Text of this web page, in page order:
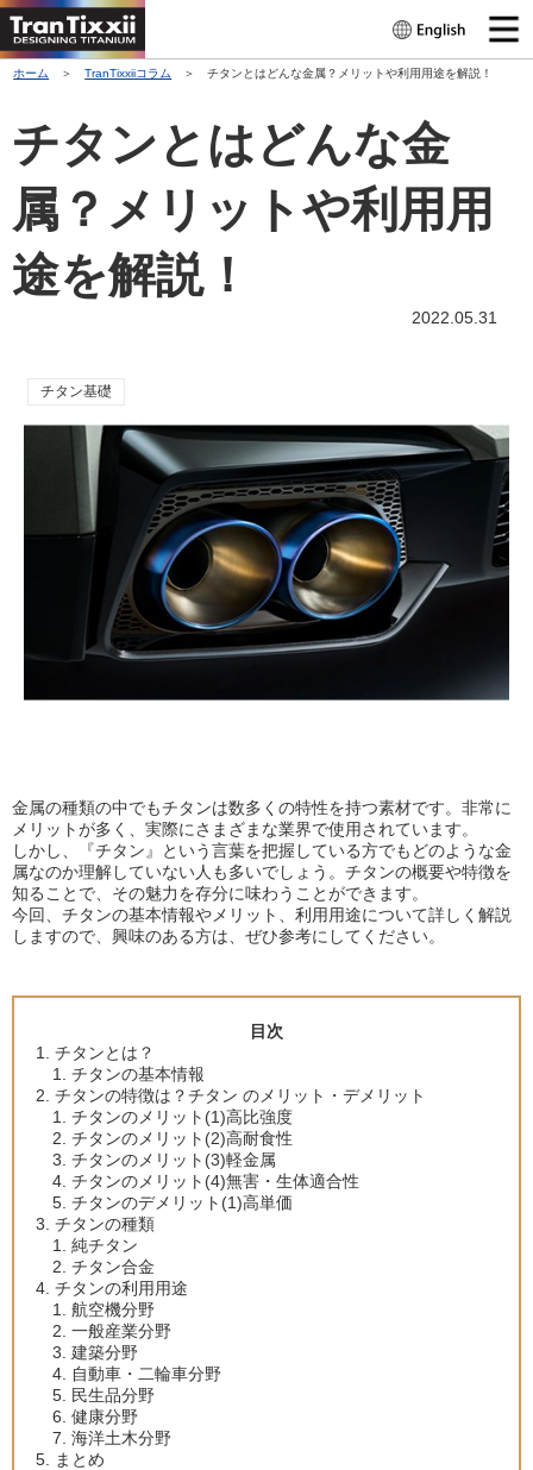
ホーム ＞TranTixxiiコラム ＞ チタンとはどんな金属？メリットや利用用途を解説！
チタンとはどんな金
属？メリットや利用用
途を解説！
2022.05.31
チタン基礎
金属の種類の中でもチタンは数多くの特性を持つ素材です。非常に
メリットが多く、実際にさまざまな業界で使用されています。
しかし、『チタン』という言葉を把握している方でもどのような金
属なのか理解していない人も多いでしょう。チタンの概要や特徴を
知ることで、その魅力を存分に味わうことができます。
今回、チタンの基本情報やメリット、利用用途について詳しく解説
しますので、興味のある方は、ぜひ参考にしてください。
目次
チタンとは？
チタンの基本情報
チタンの特徴は？チタン のメリット・デメリット
チタンのメリット(1)高比強度
チタンのメリット(2)高耐食性
チタンのメリット(3)軽金属
チタンのメリット(4)無害・生体適合性
チタンのデメリット(1)高単価
チタンの種類
純チタン
チタン合金
チタンの利用用途
航空機分野
一般産業分野
建築分野
自動車・二輪車分野
民生品分野
健康分野
海洋土木分野
まとめ